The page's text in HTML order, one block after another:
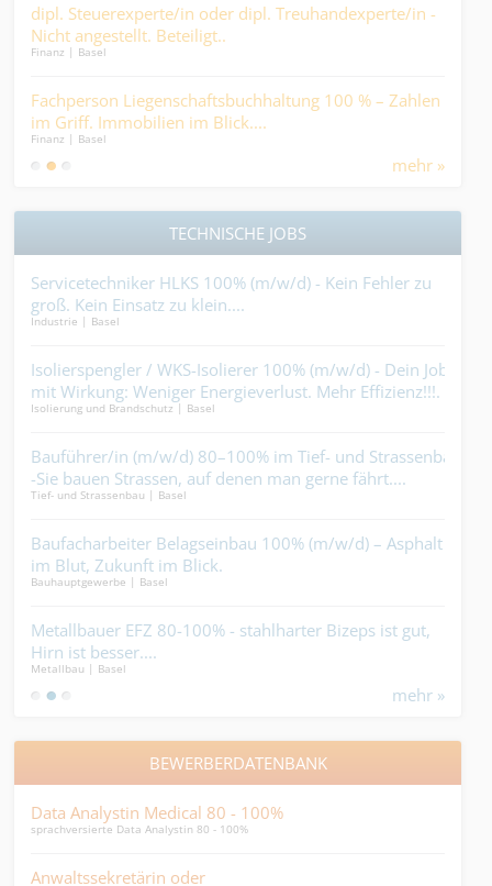
dipl. Steuerexperte/in oder dipl. Treuhandexperte/in -
Nicht angestellt. Beteiligt..
Finanz | Basel
Fachperson Liegenschaftsbuchhaltung 100 % – Zahlen
im Griff. Immobilien im Blick....
Finanz | Basel
mehr »
TECHNISCHE JOBS
Servicetechniker HLKS 100% (m/w/d) - Kein Fehler zu
groß. Kein Einsatz zu klein....
Industrie | Basel
Isolierspengler / WKS-Isolierer 100% (m/w/d) - Dein Job
mit Wirkung: Weniger Energieverlust. Mehr Effizienz!!!.
Isolierung und Brandschutz | Basel
Bauführer/in (m/w/d) 80–100% im Tief- und Strassenbau
-Sie bauen Strassen, auf denen man gerne fährt....
Tief- und Strassenbau | Basel
Baufacharbeiter Belagseinbau 100% (m/w/d) – Asphalt
im Blut, Zukunft im Blick.
Bauhauptgewerbe | Basel
Metallbauer EFZ 80-100% - stahlharter Bizeps ist gut,
Hirn ist besser....
Metallbau | Basel
mehr »
BEWERBERDATENBANK
Data Analystin Medical 80 - 100%
sprachversierte Data Analystin 80 - 100%
Anwaltssekretärin oder